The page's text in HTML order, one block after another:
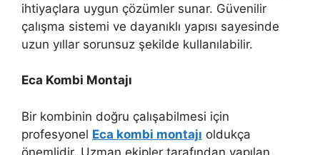
ihtiyaçlara uygun çözümler sunar. Güvenilir
çalışma sistemi ve dayanıklı yapısı sayesinde
uzun yıllar sorunsuz şekilde kullanılabilir.
Eca Kombi Montajı
Bir kombinin doğru çalışabilmesi için
profesyonel Eca kombi montajı oldukça
önemlidir. Uzman ekipler tarafından yapılan